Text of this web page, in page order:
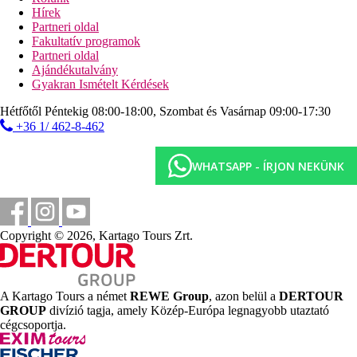
250 m
Távolság a tengerparttól
25 km
Távolság a legközelebbi repülőtértől
500 m
Városközpont
500 m
Napágyak a strandon térítés ellenében
Napernyők a strandon térítés ellenében
Tengerparti nyaralás
Medencék
Napágyak és napernyők a medencénél ingyenesen
Pool-bár
Hírek
Partneri oldal
Fakultatív programok
Partneri oldal
Ajándékutalvány
Gyakran Ismételt Kérdések
Hétfőtől Péntekig 08:00-18:00, Szombat és Vasárnap 09:00-17:30
+36 1/ 462-8-462
WHATSAPP - ÍRJON NEKÜNK
Copyright © 2026, Kartago Tours Zrt.
A Kartago Tours a német REWE Group, azon belül a DERTOUR
GROUP divízió tagja, amely Közép-Európa legnagyobb utaztató
cégcsoportja.